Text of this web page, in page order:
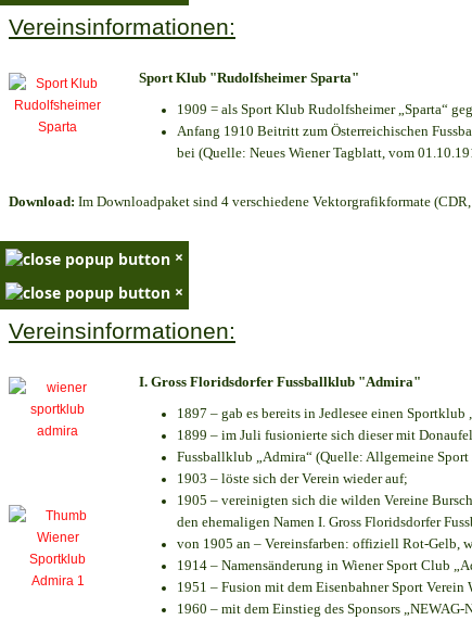
Vereinsinformationen:
Sport Klub "Rudolfsheimer Sparta"
1909 = als Sport Klub Rudolfsheimer „Sparta“
Anfang 1910 Beitritt zum Österreichischen
bei (Quelle: Neues Wiener Tagblatt, vom
Download: Im Downloadpaket sind 4 verschiedene Vektorgrafikformate
×
×
Vereinsinformationen:
I. Gross Floridsdorfer Fussballklub "Admira"
1897 – gab es bereits in Jedlesee einen Sportklub
1899 – im Juli fusionierte sich dieser mit
Fussballklub „Admira“ (Quelle: Allgemeine
1903 – löste sich der Verein wieder auf;
1905 – vereinigten sich die wilden Vereine
den ehemaligen Namen I. Gross Floridsdorfer
von 1905 an – Vereinsfarben: offiziell Rot-Gelb,
1914 – Namensänderung in Wiener Sport Club
1951 – Fusion mit dem Eisenbahner Sport
1960 – mit dem Einstieg des Sponsors